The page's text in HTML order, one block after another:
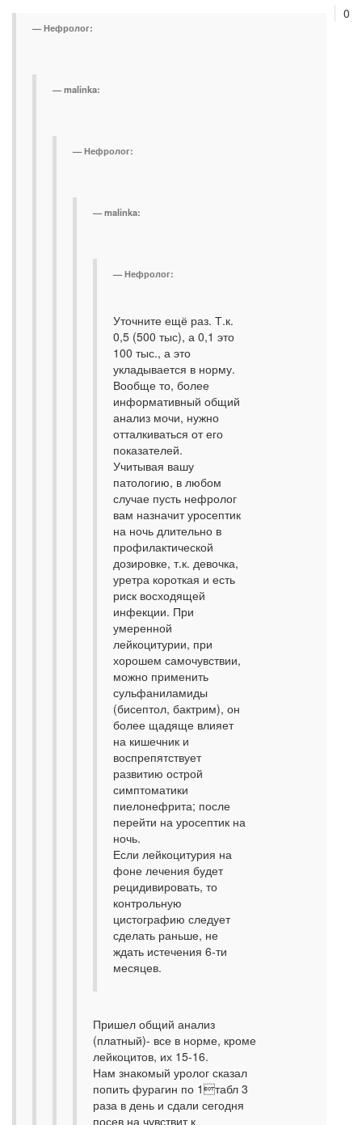
0
Нефролог:
malinka:
Нефролог:
malinka:
Нефролог:
Уточните ещё раз. Т.к.
0,5 (500 тыс), а 0,1 это
100 тыс., а это
укладывается в норму.
Вообще то, более
информативный общий
анализ мочи, нужно
отталкиваться от его
показателей.
Учитывая вашу
патологию, в любом
случае пусть нефролог
вам назначит уросептик
на ночь длительно в
профилактической
дозировке, т.к. девочка,
уретра короткая и есть
риск восходящей
инфекции. При
умеренной
лейкоцитурии, при
хорошем самочувствии,
можно применить
сульфаниламиды
(бисептол, бактрим), он
более щадяще влияет
на кишечник и
воспрепятствует
развитию острой
симптоматики
пиелонефрита; после
перейти на уросептик на
ночь.
Если лейкоцитурия на
фоне лечения будет
рецидивировать, то
контрольную
цистографию следует
сделать раньше, не
ждать истечения 6-ти
месяцев.
Пришел общий анализ
(платный)- все в норме, кроме
лейкоцитов, их 15-16.
Нам знакомый уролог сказал
попить фурагин по 1табл 3
раза в день и сдали сегодня
посев на чувствит к